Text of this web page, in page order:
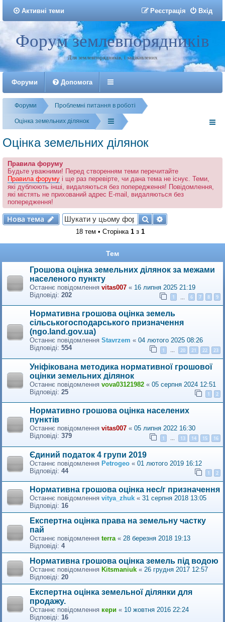
Активні теми Вхід
Реєстрація
Реєстрація
Форум землевпорядників
Для землевпорядників, і зацікавлених
Форуми Допомога
Форуми Проблемні питання в роботі
Оцінка земельних ділянок
Оцінка земельних ділянок
Правила форуму
Будьте уважними! Перед створенням теми перечитайте
Правила форуму і ще раз перевірте, чи дана тема не існує. Теми,
які дублюють інші, видаляються без попередження! Повідомлення,
які містять не прихований адрес E-mail, видаляються без
попередження!
Нова тема
Нова тема ПошукРозширений
18 тем • Сторінка 1з 1
Тем
Грошова оцінка земельних ділянок за межами
населеного пункту
Останнє повідомлення vitas007 « 16 липня 2025 21:19
Відповіді: 202 1 6 7 8 9
Нормативна грошова оцінка земель
сільськогосподарського призначення
(ngo.land.gov.ua)
Останнє повідомлення Stavrzem « 04 лютого 2025 08:26
Відповіді: 554 1 … 20 21 22 23
Уніфікована методика нормативної грошової
оцінки земельних ділянок
Останнє повідомлення vova03121982 « 05 серпня 2024 12:51
Відповіді: 25 1 2
Нормативно грошова оцінка населених
пунктів
Останнє повідомлення vitas007 « 05 липня 2022 16:30
Відповіді: 379 1 … 13 14 15 16
Єдиний податок 4 групи 2019
Останнє повідомлення Petrogeo « 01 лютого 2019 16:12
Відповіді: 44 1 2
Нормативна грошова оцінка нес/г призначення
Останнє повідомлення vitya_zhuk « 31 серпня 2018 13:05
Відповіді: 16
Експертна оцінка права на земельну частку
пай
Останнє повідомлення terra« 28 березня 2018 19:13
Відповіді: 4
Нормативна грошова оцінка земель під водою
Останнє повідомлення Kitsmaniuk « 26 грудня 2017 12:57
Відповіді: 20
Експертна оцінка земельної ділянки для
продажу.
Останнє повідомлення кери « 10 жовтня 2016 22:24
Відповіді: 16